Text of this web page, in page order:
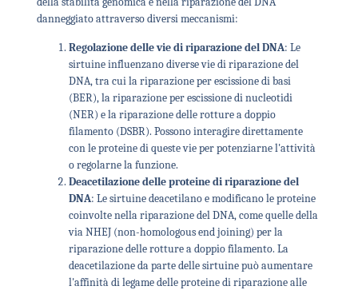
danneggiato attraverso diversi meccanismi:
Regolazione delle vie di riparazione del DNA: Le
sirtuine influenzano diverse vie di riparazione del
DNA, tra cui la riparazione per escissione di basi
(BER), la riparazione per escissione di nucleotidi
(NER) e la riparazione delle rotture a doppio
filamento (DSBR). Possono interagire direttamente
con le proteine di queste vie per potenziarne l'attività
o regolarne la funzione.
Deacetilazione delle proteine di riparazione del
DNA: Le sirtuine deacetilano e modificano le proteine
coinvolte nella riparazione del DNA, come quelle della
via NHEJ (non-homologous end joining) per la
riparazione delle rotture a doppio filamento. La
deacetilazione da parte delle sirtuine può aumentare
l'affinità di legame delle proteine di riparazione alle